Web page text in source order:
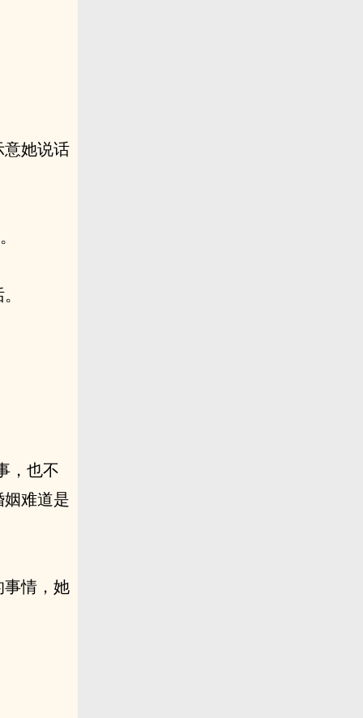
她说话
，也不
难道是
情，她